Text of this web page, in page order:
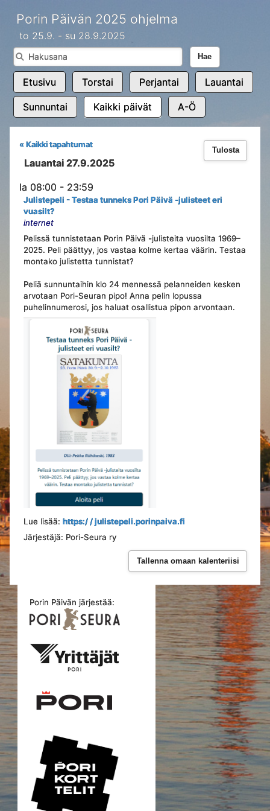
Porin Päivän 2025 ohjelma
to 25.9. - su 28.9.2025
Hae
Etusivu Torstai Perjantai Lauantai
Sunnuntai Kaikki päivät A-Ö
Tulosta
« Kaikki tapahtumat
Lauantai 27.9.2025
la 08:00 - 23:59
Julistepeli - Testaa tunneks Pori Päivä -julisteet eri
vuasilt?
internet
Pelissä tunnistetaan Porin Päivä -julisteita vuosilta 1969–
2025. Peli päättyy, jos vastaa kolme kertaa väärin. Testaa
montako julistetta tunnistat?
Peliä sunnuntaihin klo 24 mennessä pelanneiden kesken
arvotaan Pori-Seuran pipo! Anna pelin lopussa
puhelinnumerosi, jos haluat osallistua pipon arvontaan.
Lue lisää: https:/ / julistepeli.porinpaiva.fi
Järjestäjä: Pori-Seura ry
Tallenna omaan kalenteriisi
Porin Päivän järjestää: